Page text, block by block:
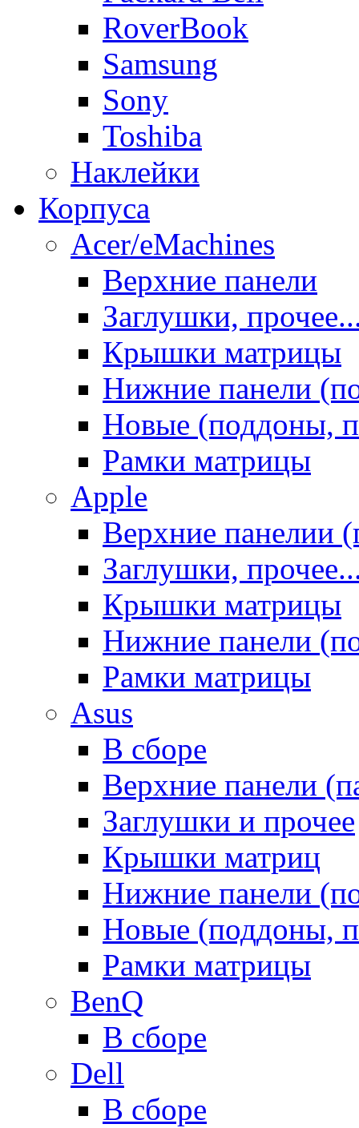
RoverBook
Samsung
Sony
Toshiba
Наклейки
Корпуса
Acer/eMachines
Верхние панели
Заглушки,
Крышки матрицы
Нижние панели
Новые (поддоны,
Рамки матрицы
Apple
Верхние панелии
Заглушки,
Крышки матрицы
Нижние панели
Рамки матрицы
Asus
В сборе
Верхние панели
Заглушки и прочее
Крышки матриц
Нижние панели
Новые (поддоны,
Рамки матрицы
BenQ
В сборе
Dell
В сборе